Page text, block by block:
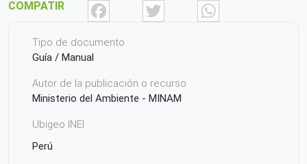
COMPATIR
FacebookTwitter
Tipo de documento
Guía / Manual
Autor de la publicación o recurso
Ministerio del Ambiente - MINAM
Ubigeo INEI
Perú